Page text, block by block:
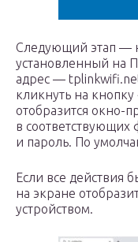
Следующий этап —
установленный на
адрес —
кликнуть на
отобразится окно-
в соответствующих
и пароль. По
Если все действия
на экране
устройством.